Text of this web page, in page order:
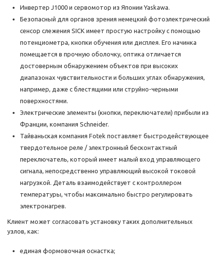
Инвертер J1000 и сервомотор из Японии Yaskawa.
Безопасный для органов зрения немецкий фотоэлектрический
сенсор слежения SICK имеет простую настройку с помощью
потенциометра, кнопки обучения или дисплея. Его начинка
помещается в прочную оболочку, оптика отличается
достоверным обнаружением объектов при высоких
диапазонах чувствительности и больших углах обнаружения,
например, даже с блестящими или струйно-черными
поверхностями.
Электрические элементы (кнопки, переключатели) прибыли из
Франции, компания Schneider.
Тайваньская компания Fotek поставляет быстродействующее
твердотельное реле / электронный бесконтактный
переключатель, который имеет малый вход управляющего
сигнала, непосредственно управляющий высокой токовой
нагрузкой. Деталь взаимодействует с контроллером
температуры, чтобы максимально быстро регулировать
электронагрев.
Клиент может согласовать установку таких дополнительных
узлов, как:
единая формовочная оснастка;